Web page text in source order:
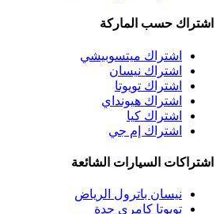
اشتراك حسب الماركة
اشتراك ميتسوبيشي
اشتراك نيسان
اشتراك تويوتا
اشتراك هيونداي
اشتراك كيا
اشتراك إم جي
اشتراكات السيارات الشائعة
نيسان باترول الرياض
تويوتا كامري جدة